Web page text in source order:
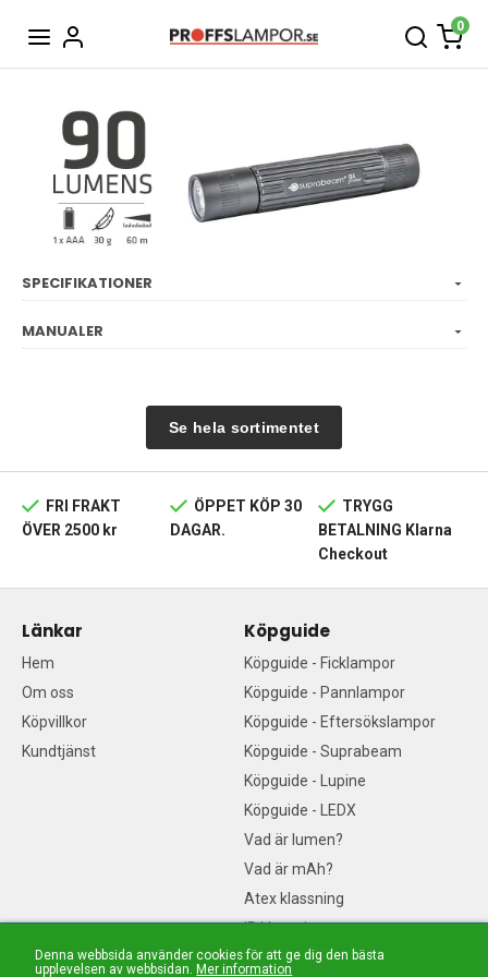
Denna webbsida använder cookies för att ge dig den bästa
upplevelsen av webbsidan.Mer information
0
SPECIFIKATIONER
MANUALER
Se hela sortimentet
FRI FRAKT
ÖVER 2500 kr
ÖPPET KÖP 30
DAGAR.
TRYGG
BETALNING Klarna
Checkout
Länkar
Hem
Om oss
Köpvillkor
Kundtjänst
Köpguide
Köpguide - Ficklampor
Köpguide - Pannlampor
Köpguide - Eftersökslampor
Köpguide - Suprabeam
Köpguide - Lupine
Köpguide - LEDX
Vad är lumen?
Vad är mAh?
Atex klassning
IP klassning
Vad är en diod? LED-guide